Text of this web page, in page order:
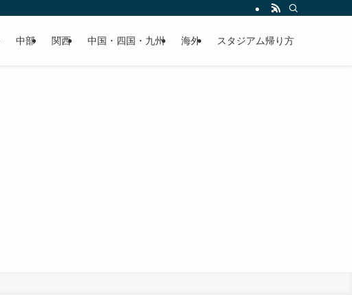
中部 関西 中国・四国・九州 海外 スタジアム帰り方